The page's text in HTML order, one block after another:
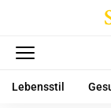
Lebensstil